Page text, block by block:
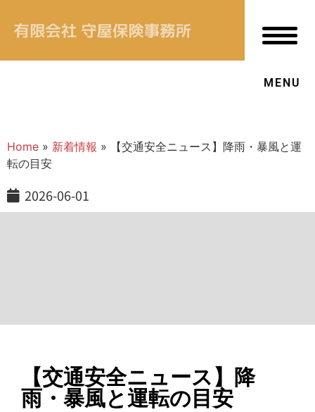
MENU
Home » 新着情報 » 【交通安全ニュース】降雨・暴風と運
転の目安
2026-06-01
【交通安全ニュース】降
雨・暴風と運転の目安
新着情報
OUR VALUE
↳ プライバシーポリシー
情報セキュリティ基本方針